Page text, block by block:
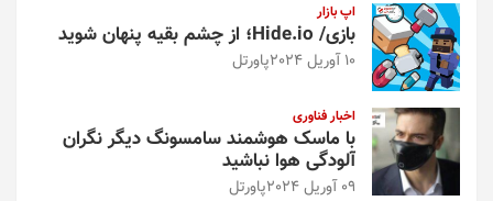
اپ بازار
بازی/ Hide.io؛ از چشم بقیه پنهان شوید
10 آوریل 2024 پاورتل
اخبار فناوری
با ماسک هوشمند سامسونگ دیگر نگران
آلودگی هوا نباشید
09 آوریل 2024 پاورتل